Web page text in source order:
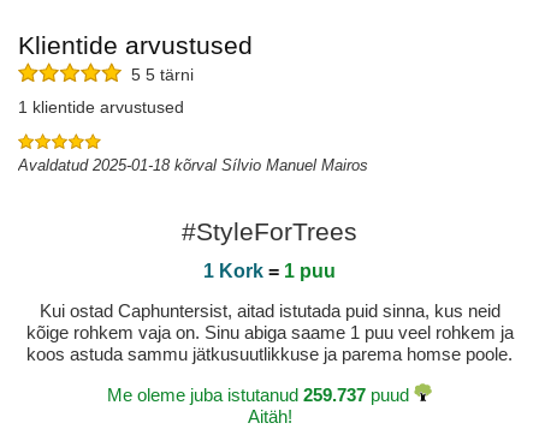
Klientide arvustused
5 5 tärni
1 klientide arvustused
Avaldatud 2025-01-18 kõrval Sílvio Manuel Mairos
#StyleForTrees
1 Kork = 1 puu
Kui ostad Caphuntersist, aitad istutada puid sinna, kus neid
kõige rohkem vaja on. Sinu abiga saame 1 puu veel rohkem ja
koos astuda sammu jätkusuutlikkuse ja parema homse poole.
Me oleme juba istutanud 259.737 puud
Aitäh!